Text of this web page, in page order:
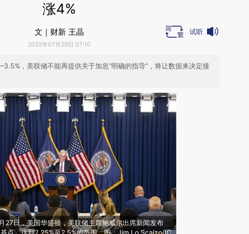
涨4%
文｜财新 王晶
2022年07月28日 07:10
试听
，美联储不能再提供关于加息“明确的指导”，将让数据来决定接
27日，美国华盛顿，美联储主席鲍威尔出席新闻发布
点，达到2.25%至2.5%的范围。图：Jim Lo Scalzo/IC